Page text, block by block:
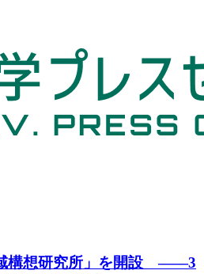
構想研究所」を開設 ――3